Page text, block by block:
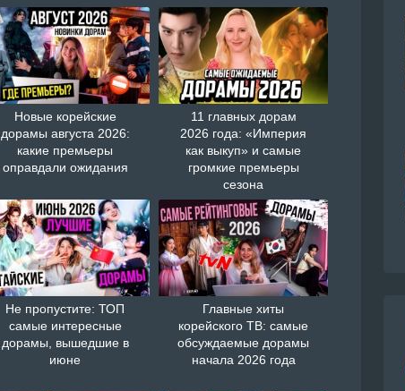
Новые корейские
дорамы августа 2026:
какие премьеры
оправдали ожидания
11 главных дорам
2026 года: «Империя
как выкуп» и самые
громкие премьеры
сезона
Не пропустите: ТОП
самые интересные
дорамы, вышедшие в
июне
Главные хиты
корейского ТВ: самые
обсуждаемые дорамы
начала 2026 года